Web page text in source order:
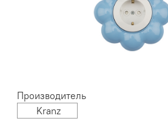
Производитель
Kranz